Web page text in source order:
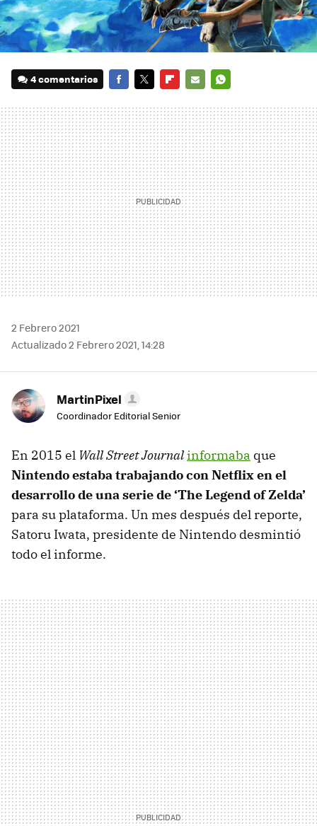
4 comentarios
MAIL
2 Febrero 2021
Actualizado 2 Febrero 2021, 14:28
MartinPixel
Coordinador Editorial Senior
En 2015 el Wall Street Journalinformaba que
Nintendo estaba trabajando con Netflix en el
desarrollo de una serie de ‘The Legend of Zelda’
para su plataforma. Un mes después del reporte,
Satoru Iwata, presidente de Nintendo desmintió
todo el informe.